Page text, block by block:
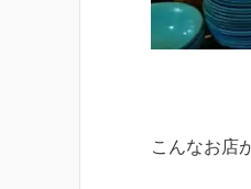
こんなお店